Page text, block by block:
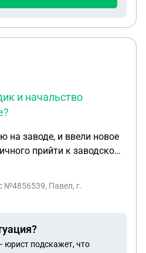
и начальство
на заводе, и ввели новое
прийти к заводскому
о причине
№4856539, Павел, г.
юрист подскажет, что